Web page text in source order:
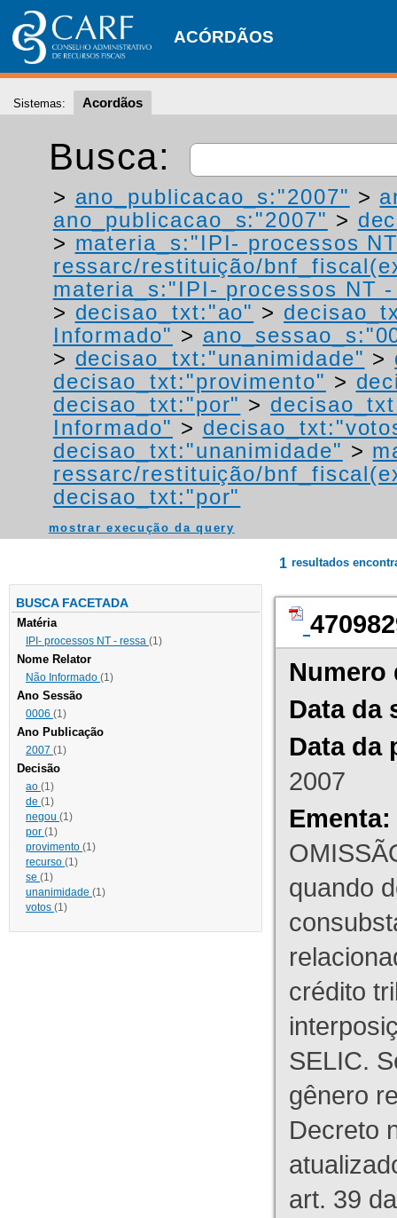
ACÓRDÃOS
Sistemas: Acordãos
Busca:
> ano_publicacao_s:"2007" >
ano_publicacao_s:"2007" >
> materia_s:"IPI- processos
ressarc/restituição/
materia_s:"IPI- processos NT
> decisao_txt:"ao" >
Informado" >
> decisao_txt:"unanimidade" >
decisao_txt:"provimento" >
decisao_txt:"por" >
Informado" >
decisao_txt:"unanimidade" >
ressarc/restituição/
decisao_txt:"por"
mostrar execução da query
BUSCA FACETADA
Matéria
IPI- processos NT - ressa (1)
Nome Relator
Não Informado (1)
Ano Sessão
0006 (1)
Ano Publicação
2007 (1)
Decisão
ao (1)
de (1)
negou (1)
por (1)
provimento (1)
recurso (1)
se (1)
unanimidade (1)
votos (1)
1 resultados
Numero
Data da
Data da
2007
Ementa:
quando
crédito
SELIC.
gênero
Decreto
art. 39